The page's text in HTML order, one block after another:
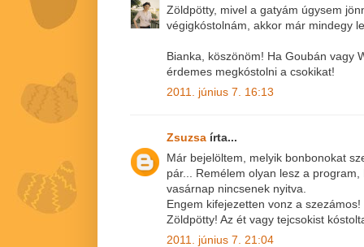
Zöldpötty, mivel a gatyám úgysem
végigkóstolnám, akkor már mindegy
Bianka, köszönöm! Ha Goubán vagy
érdemes megkóstolni a csokikat!
2011. június 7. 16:13
Zsuzsa írta...
Már bejelöltem, melyik bonbonokat
pár... Remélem olyan lesz a
vasárnap nincsenek nyitva.
Engem kifejezetten vonz a szezámos!
Zöldpötty! Az ét vagy tejcsokist
2011. június 7. 21:04